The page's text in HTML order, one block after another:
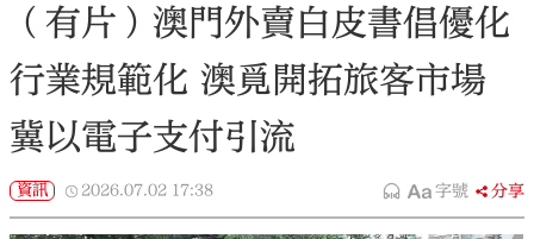
（有片）澳門外賣白皮書倡優化
行業規範化 澳覓開拓旅客市場
冀以電子支付引流
資訊 2026.07.02 17:38 字號 分享